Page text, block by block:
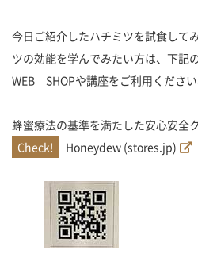
今日ご紹介したハチミツを試食して
ツの効能を学んでみたい方は、下記
WEB SHOPや講座をご利用ください
蜂蜜療法の基準を満たした安心安全
Honeydew (stores.jp)